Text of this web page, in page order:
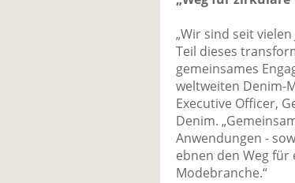
„Wir sind seit
Teil dieses
gemeinsames
weltweiten Denim-
Executive Officer,
Denim.
Anwendungen -
ebnen den Weg
Modebranche.“